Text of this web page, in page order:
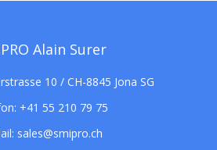
Alain Surer
10 / CH-8845 Jona SG
+41 55 210 79 75
sales@smipro.ch